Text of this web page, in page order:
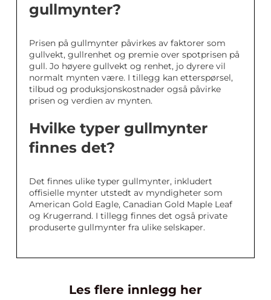
gullmynter?
Prisen på gullmynter påvirkes av faktorer som
gullvekt, gullrenhet og premie over spotprisen på
gull. Jo høyere gullvekt og renhet, jo dyrere vil
normalt mynten være. I tillegg kan etterspørsel,
tilbud og produksjonskostnader også påvirke
prisen og verdien av mynten.
Hvilke typer gullmynter
finnes det?
Det finnes ulike typer gullmynter, inkludert
offisielle mynter utstedt av myndigheter som
American Gold Eagle, Canadian Gold Maple Leaf
og Krugerrand. I tillegg finnes det også private
produserte gullmynter fra ulike selskaper.
Les flere innlegg her